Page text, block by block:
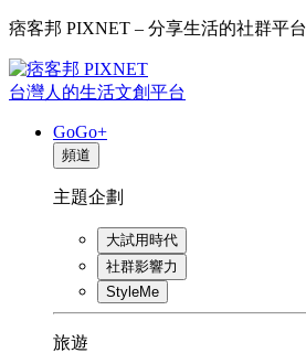
痞客邦 PIXNET – 分享生活的社群平台
台灣人的生活文創平台
GoGo+
頻道
主題企劃
大試用時代
社群影響力
StyleMe
旅遊